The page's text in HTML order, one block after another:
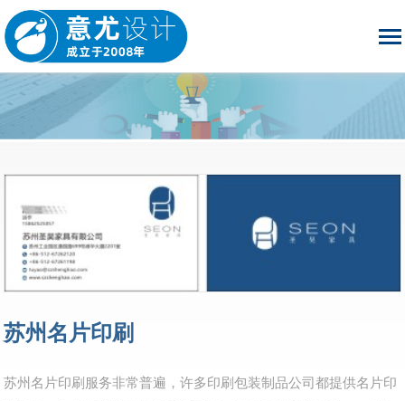
苏州名片印刷
苏州名片印刷服务非常普遍，许多印刷包装制品公司都提供名片印